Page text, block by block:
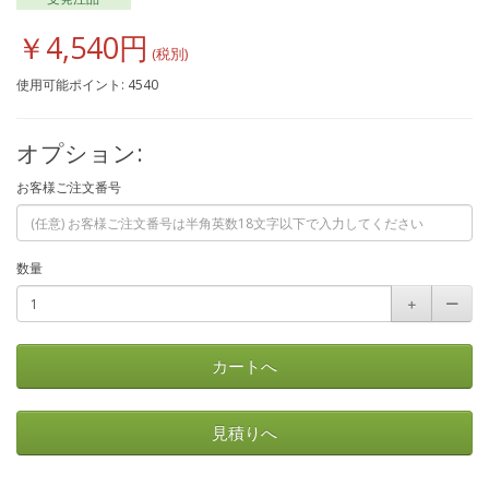
￥4,540円
使用可能ポイント: 4540
オプション:
お客様ご注文番号
数量
＋
ー
カートへ
見積りへ